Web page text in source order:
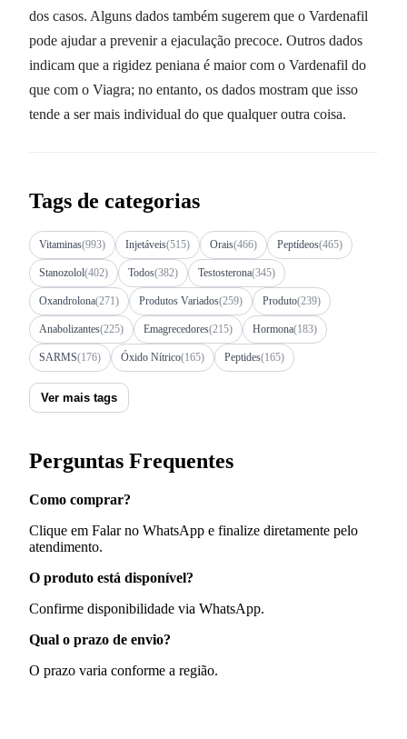
dos casos. Alguns dados também sugerem que o Vardenafil
pode ajudar a prevenir a ejaculação precoce. Outros dados
indicam que a rigidez peniana é maior com o Vardenafil do
que com o Viagra; no entanto, os dados mostram que isso
tende a ser mais individual do que qualquer outra coisa.
Tags de categorias
Vitaminas(993) Injetáveis(515) Orais(466) Peptídeos(465)
Stanozolol(402) Todos(382) Testosterona(345)
Oxandrolona(271) Produtos Variados(259) Produto(239)
Anabolizantes(225) Emagrecedores(215) Hormona(183)
SARMS(176) Óxido Nítrico(165) Peptides(165)
Ver mais tags
Perguntas Frequentes
Como comprar?
Clique em Falar no WhatsApp e finalize diretamente pelo
atendimento.
O produto está disponível?
Confirme disponibilidade via WhatsApp.
Qual o prazo de envio?
O prazo varia conforme a região.